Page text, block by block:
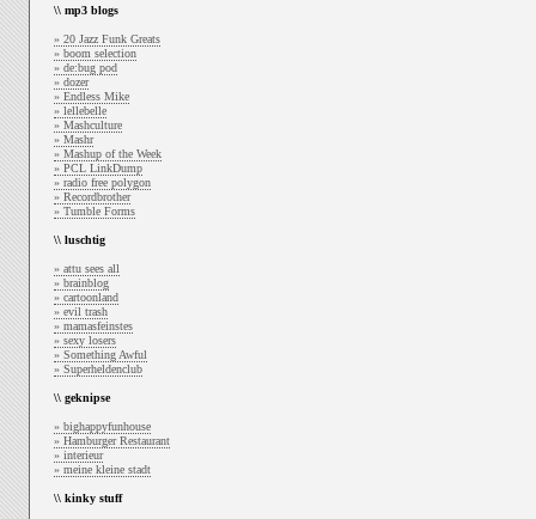
\\ mp3 blogs
» 20 Jazz Funk Greats
» boom selection
» de:bug pod
» dozer
» Endless Mike
» lellebelle
» Mashculture
» Mashr
» Mashup of the Week
» PCL LinkDump
» radio free polygon
» Recordbrother
» Tumble Forms
\\ luschtig
» attu sees all
» brainblog
» cartoonland
» evil trash
» mamasfeinstes
» sexy losers
» Something Awful
» Superheldenclub
\\ geknipse
» bighappyfunhouse
» Hamburger Restaurant
» interieur
» meine kleine stadt
\\ kinky stuff